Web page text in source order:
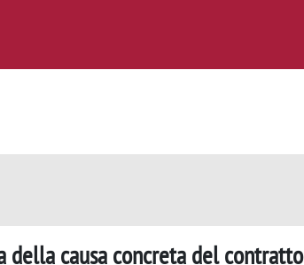
causa concreta del contratto